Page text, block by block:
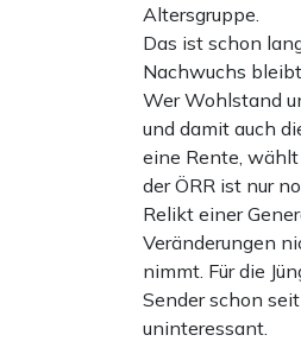
Altersgruppe.
Das ist schon
Nachwuchs
Wer Wohlstand
und damit auch
eine Rente,
der ÖRR ist nur
Relikt einer
Veränderungen
nimmt. Für die
Sender schon
uninteressant.